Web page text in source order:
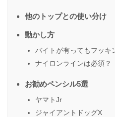
他のトップとの使い分け
動かし方
バイトが有ってもフッキ
ナイロンラインは必須？
お勧めペンシル5選
ヤマトJr
ジャイアントドッグX